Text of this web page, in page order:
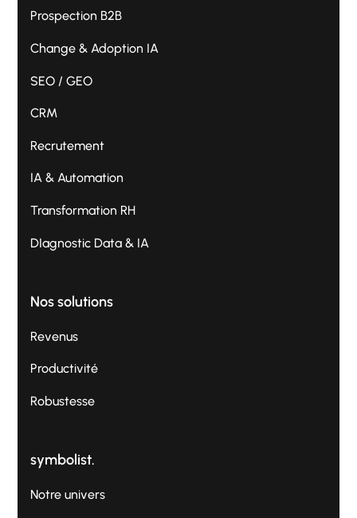
Prospection B2B
Change & Adoption IA
SEO / GEO
CRM
Recrutement
IA & Automation
Transformation RH
DIagnostic Data & IA
Nos solutions
Revenus
Productivité
Robustesse
symbolist.
Notre univers